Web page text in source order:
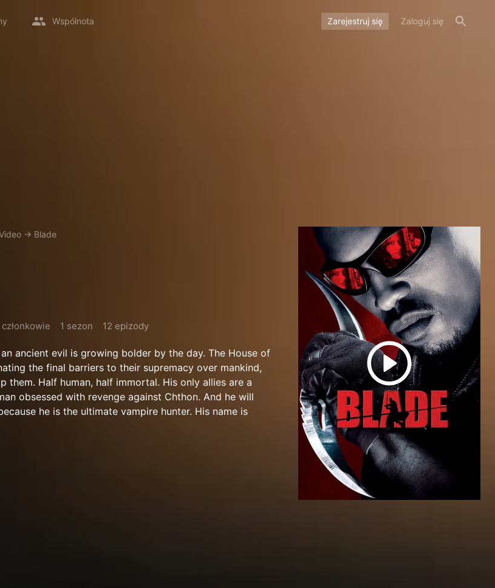
Wspólnota Zarejestruj się Zaloguj się
→ Blade
członkowie 1 sezon 12 epizody
ancient evil is growing bolder by the day. The House of
the final barriers to their supremacy over mankind,
them. Half human, half immortal. His only allies are a
obsessed with revenge against Chthon. And he will
he is the ultimate vampire hunter. His name is